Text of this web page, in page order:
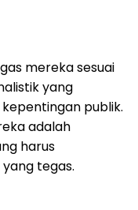
mereka sesuai
yang
publik.
adalah
harus
tegas.